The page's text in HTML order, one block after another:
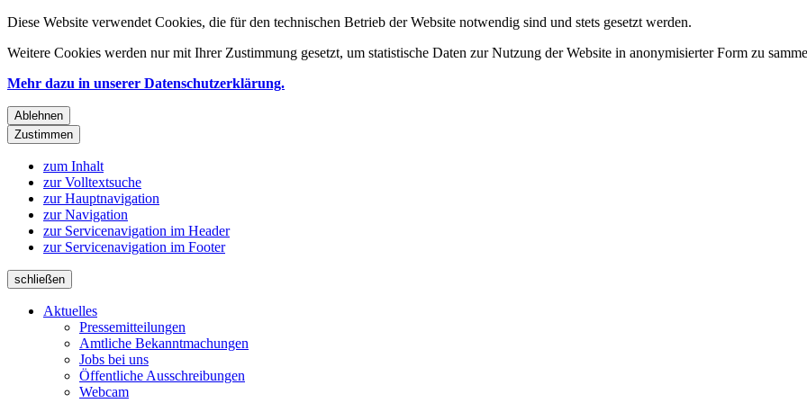
Diese Website verwendet Cookies, die für den technischen Betrieb der Website notwendig sind und stets gesetzt werden.
Weitere Cookies werden nur mit Ihrer Zustimmung gesetzt, um statistische Daten zur Nutzung der Website in anonymisierter Form zu
Mehr dazu in unserer Datenschutzerklärung.
Ablehnen
Zustimmen
zum Inhalt
zur Volltextsuche
zur Hauptnavigation
zur Navigation
zur Servicenavigation im Header
zur Servicenavigation im Footer
schließen
Aktuelles
Pressemitteilungen
Amtliche Bekanntmachungen
Jobs bei uns
Öffentliche Ausschreibungen
Webcam